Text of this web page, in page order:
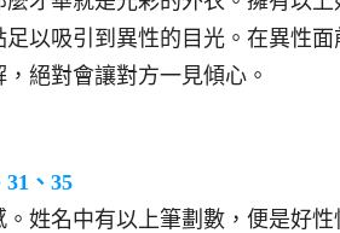
以吸引到異性的目光。在異性
絕對會讓對方一見傾心。
、35
姓名中有以上筆劃數，便是好